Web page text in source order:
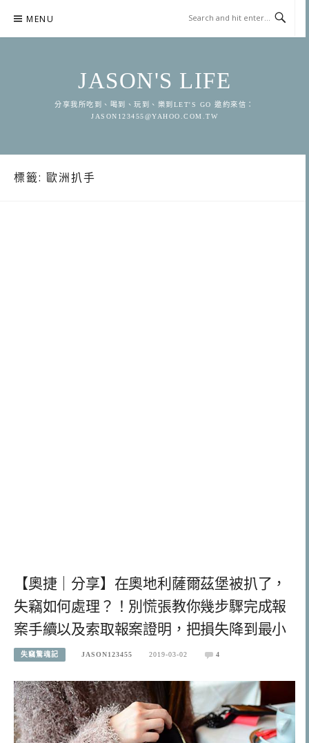
content
MENU
JASON'S LIFE
分享我所吃到、喝到、玩到、樂到LET'S GO 邀約來信：
JASON123455@YAHOO.COM.TW
標籤: 歐洲扒手
【奧捷｜分享】在奧地利薩爾茲堡被扒了，
失竊如何處理？！別慌張教你幾步驟完成報
案手續以及索取報案證明，把損失降到最小
失竊驚魂記 JASON123455 2019-03-02 4